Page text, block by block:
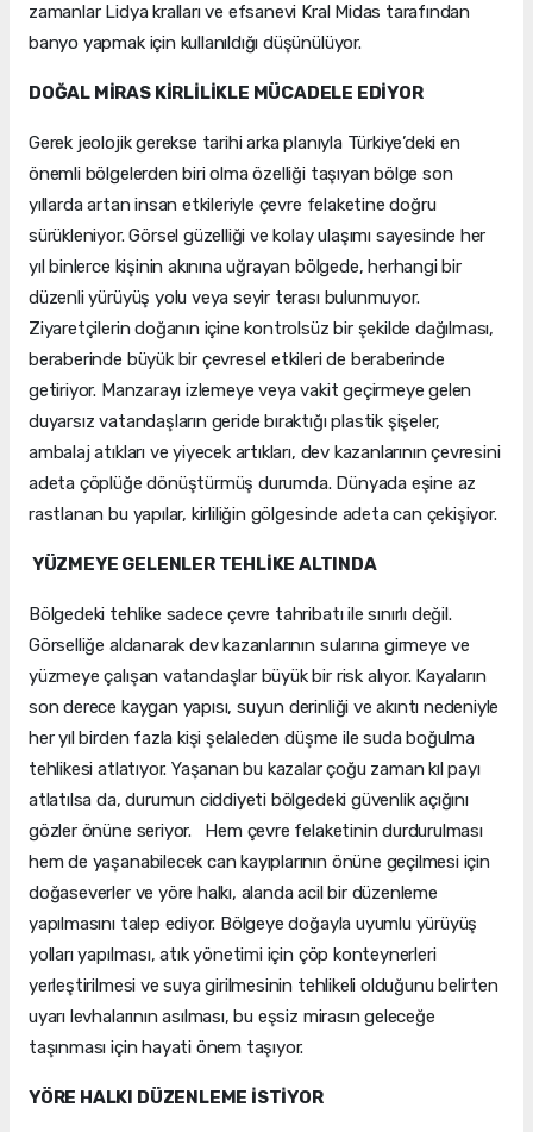
zamanlar Lidya kralları ve efsanevi Kral Midas tarafından
banyo yapmak için kullanıldığı düşünülüyor.
DOĞAL MİRAS KİRLİLİKLE MÜCADELE EDİYOR
Gerek jeolojik gerekse tarihi arka planıyla Türkiye’deki en
önemli bölgelerden biri olma özelliği taşıyan bölge son
yıllarda artan insan etkileriyle çevre felaketine doğru
sürükleniyor. Görsel güzelliği ve kolay ulaşımı sayesinde her
yıl binlerce kişinin akınına uğrayan bölgede, herhangi bir
düzenli yürüyüş yolu veya seyir terası bulunmuyor.
Ziyaretçilerin doğanın içine kontrolsüz bir şekilde dağılması,
beraberinde büyük bir çevresel etkileri de beraberinde
getiriyor. Manzarayı izlemeye veya vakit geçirmeye gelen
duyarsız vatandaşların geride bıraktığı plastik şişeler,
ambalaj atıkları ve yiyecek artıkları, dev kazanlarının çevresini
adeta çöplüğe dönüştürmüş durumda. Dünyada eşine az
rastlanan bu yapılar, kirliliğin gölgesinde adeta can çekişiyor.
YÜZMEYE GELENLER TEHLİKE ALTINDA
Bölgedeki tehlike sadece çevre tahribatı ile sınırlı değil.
Görselliğe aldanarak dev kazanlarının sularına girmeye ve
yüzmeye çalışan vatandaşlar büyük bir risk alıyor. Kayaların
son derece kaygan yapısı, suyun derinliği ve akıntı nedeniyle
her yıl birden fazla kişi şelaleden düşme ile suda boğulma
tehlikesi atlatıyor. Yaşanan bu kazalar çoğu zaman kıl payı
atlatılsa da, durumun ciddiyeti bölgedeki güvenlik açığını
gözler önüne seriyor. Hem çevre felaketinin durdurulması
hem de yaşanabilecek can kayıplarının önüne geçilmesi için
doğaseverler ve yöre halkı, alanda acil bir düzenleme
yapılmasını talep ediyor. Bölgeye doğayla uyumlu yürüyüş
yolları yapılması, atık yönetimi için çöp konteynerleri
yerleştirilmesi ve suya girilmesinin tehlikeli olduğunu belirten
uyarı levhalarının asılması, bu eşsiz mirasın geleceğe
taşınması için hayati önem taşıyor.
YÖRE HALKI DÜZENLEME İSTİYOR